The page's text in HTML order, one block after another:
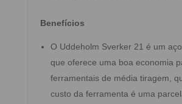
Benefícios
O Uddeholm Sverker 21 é um
que oferece uma boa economia
ferramentais de média tiragem,
custo da ferramenta é uma